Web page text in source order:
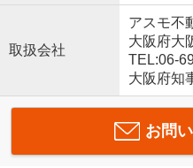
取扱会社
アスモ不
大阪府大
TEL:06-
大阪府知
お問